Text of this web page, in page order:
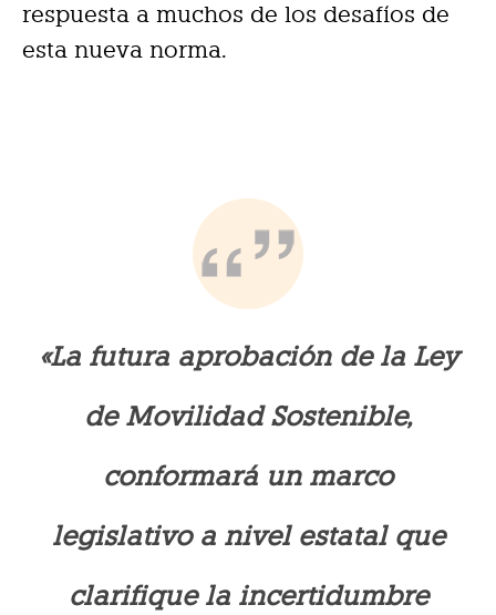
respuesta a muchos de los desafíos de
esta nueva norma.
«La futura aprobación de la Ley
de Movilidad Sostenible,
conformará un marco
legislativo a nivel estatal que
clarifique la incertidumbre